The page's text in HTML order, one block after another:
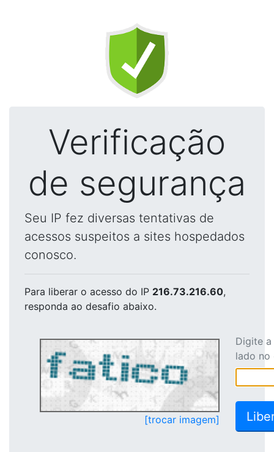
Verificação
de segurança
Seu IP fez diversas tentativas de
acessos suspeitos a sites hospedados
conosco.
Para liberar o acesso do IP 216.73.216.60,
responda ao desafio abaixo.
[trocar imagem]
Digite
lado no